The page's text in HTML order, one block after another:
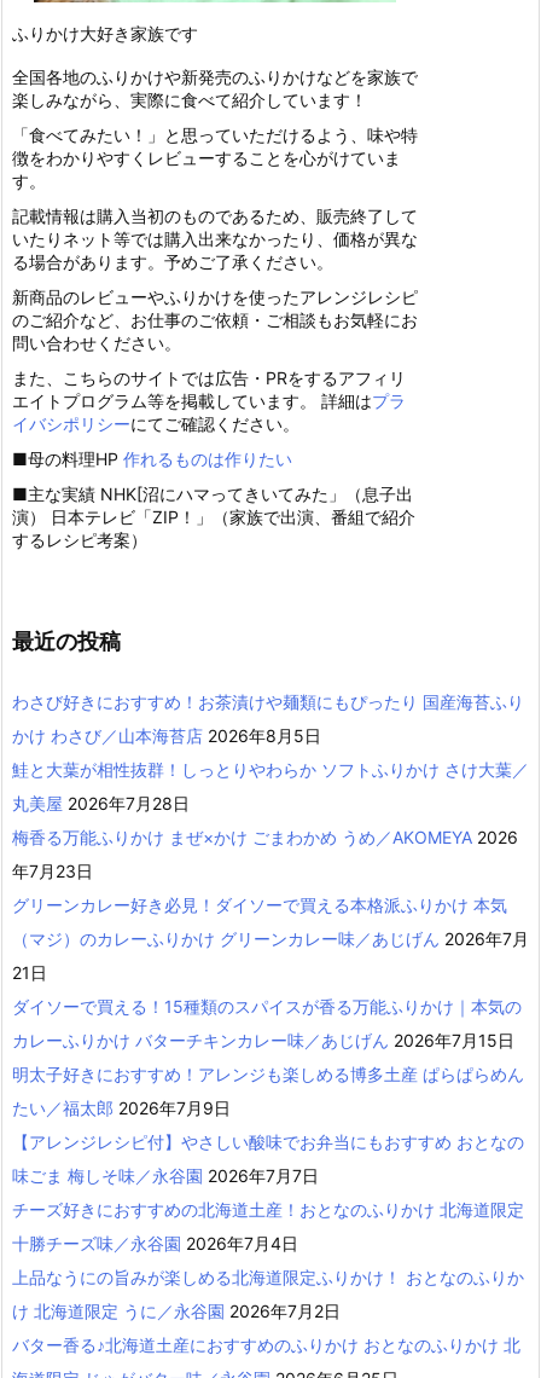
ふりかけ大好き家族です
全国各地のふりかけや新発売のふりかけなどを家族で
楽しみながら、実際に食べて紹介しています！
「食べてみたい！」と思っていただけるよう、味や特
徴をわかりやすくレビューすることを心がけていま
す。
記載情報は購入当初のものであるため、販売終了して
いたりネット等では購入出来なかったり、価格が異な
る場合があります。予めご了承ください。
新商品のレビューやふりかけを使ったアレンジレシピ
のご紹介など、お仕事のご依頼・ご相談もお気軽にお
問い合わせください。
また、こちらのサイトでは広告・PRをするアフィリ
エイトプログラム等を掲載しています。 詳細はプラ
イバシポリシーにてご確認ください。
■母の料理HP 作れるものは作りたい
■主な実績 NHK[沼にハマってきいてみた」（息子出
演） 日本テレビ「ZIP！」（家族で出演、番組で紹介
するレシピ考案）
最近の投稿
わさび好きにおすすめ！お茶漬けや麺類にもぴったり 国産海苔ふり
かけ わさび／山本海苔店 2026年8月5日
鮭と大葉が相性抜群！しっとりやわらか ソフトふりかけ さけ大葉／
丸美屋 2026年7月28日
梅香る万能ふりかけ まぜ×かけ ごまわかめ うめ／AKOMEYA 2026
年7月23日
グリーンカレー好き必見！ダイソーで買える本格派ふりかけ 本気
（マジ）のカレーふりかけ グリーンカレー味／あじげん 2026年7月
21日
ダイソーで買える！15種類のスパイスが香る万能ふりかけ｜本気の
カレーふりかけ バターチキンカレー味／あじげん 2026年7月15日
明太子好きにおすすめ！アレンジも楽しめる博多土産 ぱらぱらめん
たい／福太郎 2026年7月9日
【アレンジレシピ付】やさしい酸味でお弁当にもおすすめ おとなの
味ごま 梅しそ味／永谷園 2026年7月7日
チーズ好きにおすすめの北海道土産！おとなのふりかけ 北海道限定
十勝チーズ味／永谷園 2026年7月4日
上品なうにの旨みが楽しめる北海道限定ふりかけ！ おとなのふりか
け 北海道限定 うに／永谷園 2026年7月2日
バター香る♪北海道土産におすすめのふりかけ おとなのふりかけ 北